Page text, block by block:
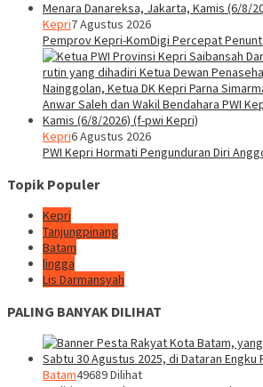
Kepri7 Agustus 2026
Pemprov Kepri-KomDigi Percepat
Kepri6 Agustus 2026
PWI Kepri Hormati Pengunduran Diri
Topik Populer
Kepri
Tanjungpinang
Batam
lingga
Lis Darmansyah
PALING BANYAK DILIHAT
Batam49689 Dilihat